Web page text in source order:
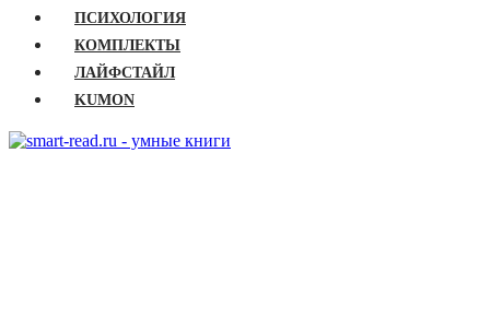
ПСИХОЛОГИЯ
КОМПЛЕКТЫ
ЛАЙФСТАЙЛ
KUMON